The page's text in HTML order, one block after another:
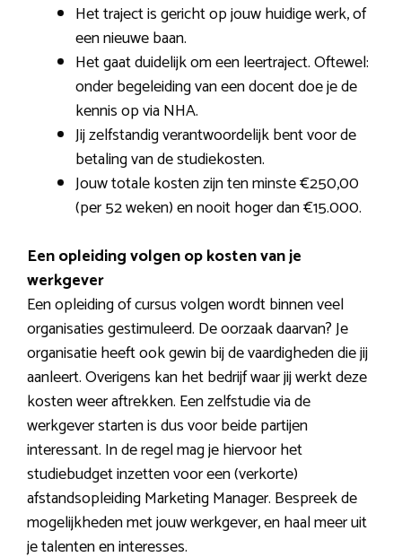
Het traject is gericht op jouw huidige werk, of
een nieuwe baan.
Het gaat duidelijk om een leertraject. Oftewel:
onder begeleiding van een docent doe je de
kennis op via NHA.
Jij zelfstandig verantwoordelijk bent voor de
betaling van de studiekosten.
Jouw totale kosten zijn ten minste €250,00
(per 52 weken) en nooit hoger dan €15.000.
Een opleiding volgen op kosten van je
werkgever
Een opleiding of cursus volgen wordt binnen veel
organisaties gestimuleerd. De oorzaak daarvan? Je
organisatie heeft ook gewin bij de vaardigheden die jij
aanleert. Overigens kan het bedrijf waar jij werkt deze
kosten weer aftrekken. Een zelfstudie via de
werkgever starten is dus voor beide partijen
interessant. In de regel mag je hiervoor het
studiebudget inzetten voor een (verkorte)
afstandsopleiding Marketing Manager. Bespreek de
mogelijkheden met jouw werkgever, en haal meer uit
je talenten en interesses.